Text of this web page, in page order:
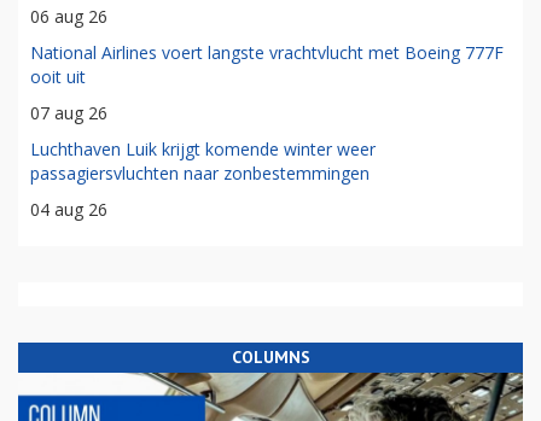
06 aug 26
National Airlines voert langste vrachtvlucht met Boeing 777F
ooit uit
07 aug 26
Luchthaven Luik krijgt komende winter weer
passagiersvluchten naar zonbestemmingen
04 aug 26
COLUMNS